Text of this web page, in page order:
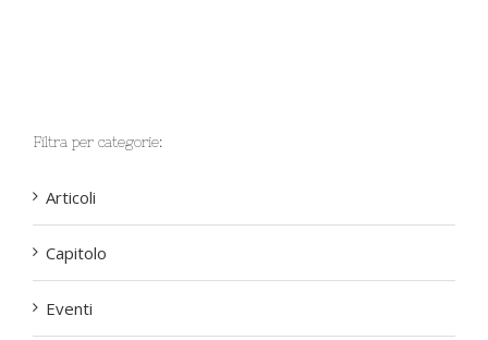
Filtra per categorie:
Articoli
Capitolo
Eventi